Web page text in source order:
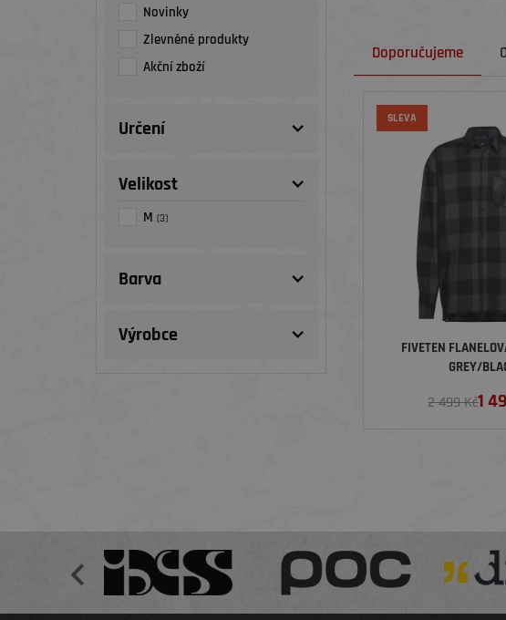
Novinky
Zlevněné produkty
Akční zboží
Určení
Velikost
M (3)
Barva
Výrobce
Doporučujeme
SLEVA
FIVETEN
GREY/
2 499 Kč1